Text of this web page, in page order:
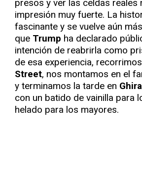
presos y ver las celdas reales
impresión muy fuerte. La
fascinante y se vuelve aún
que Trump ha declarado
intención de reabrirla como
de esa experiencia, recorrimos
Street, nos montamos en el
y terminamos la tarde en
con un batido de vainilla para
helado para los mayores.